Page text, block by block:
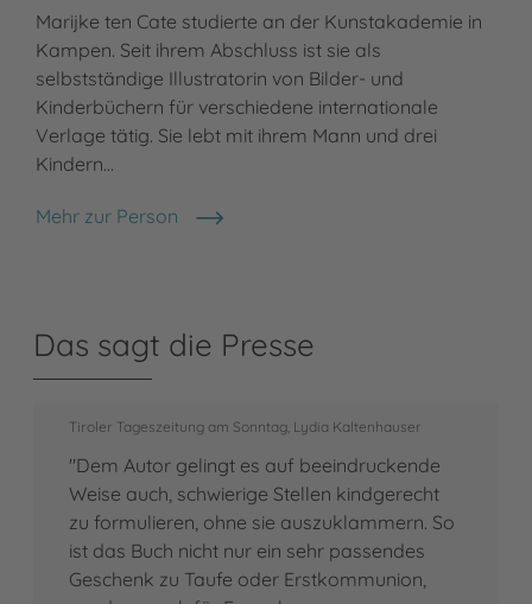
Marijke ten Cate studierte an der Kunstakademie in
Kampen. Seit ihrem Abschluss ist sie als
selbstständige Illustratorin von Bilder- und
Kinderbüchern für verschiedene internationale
Verlage tätig. Sie lebt mit ihrem Mann und drei
Kindern…
Mehr zur Person
Marijke ten Cate
Das sagt die Presse
Tiroler Tageszeitung am Sonntag, Lydia Kaltenhauser
"Dem Autor gelingt es auf beeindruckende
Weise auch, schwierige Stellen kindgerecht
zu formulieren, ohne sie auszuklammern. So
ist das Buch nicht nur ein sehr passendes
Geschenk zu Taufe oder Erstkommunion,